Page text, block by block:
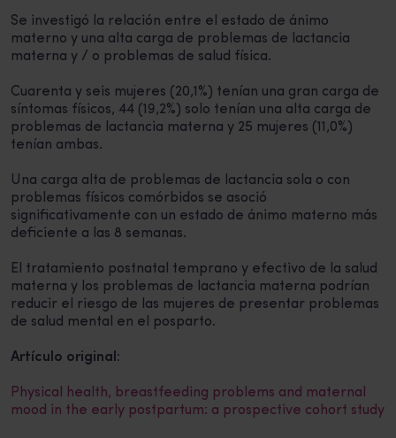
Se investigó la relación entre el estado de ánimo
materno y una alta carga de problemas de lactancia
materna y / o problemas de salud física.
Cuarenta y seis mujeres (20,1%) tenían una gran carga de
síntomas físicos, 44 (19,2%) solo tenían una alta carga de
problemas de lactancia materna y 25 mujeres (11,0%)
tenían ambas.
Una carga alta de problemas de lactancia sola o con
problemas físicos comórbidos se asoció
significativamente con un estado de ánimo materno más
deficiente a las 8 semanas.
El tratamiento postnatal temprano y efectivo de la salud
materna y los problemas de lactancia materna podrían
reducir el riesgo de las mujeres de presentar problemas
de salud mental en el posparto.
Artículo original:
Physical health, breastfeeding problems and maternal
mood in the early postpartum: a prospective cohort study